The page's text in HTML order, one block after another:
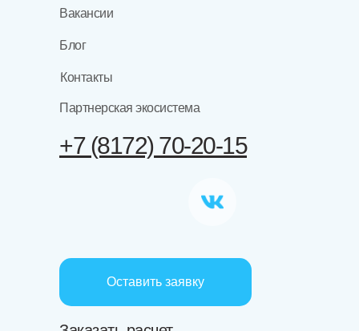
Вакансии
+7 (8172) 70-20-15
Оставить заявку
Блог
Контакты
Партнерская экосистема